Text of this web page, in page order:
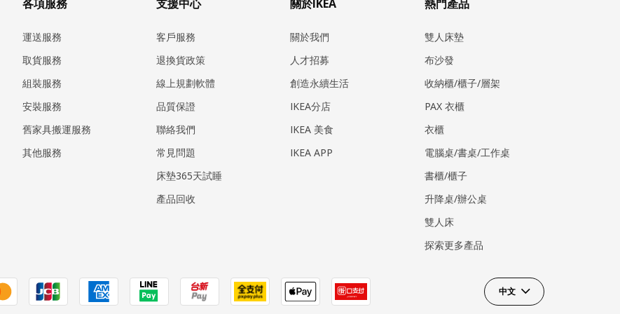
各項服務
運送服務
取貨服務
組裝服務
安裝服務
​舊家具搬運服務
其他服務
支援中心
客戶服務
退換貨政策
線上規劃軟體
品質保證
聯絡我們
常見問題
床墊365天試睡
產品回收
關於IKEA
關於我們
人才招募
創造永續生活
IKEA分店
IKEA 美食
IKEA APP
熱門產品
雙人床墊
布沙發
收納櫃/櫃子/層架
PAX 衣櫃
衣櫃
電腦桌/書桌/工作桌
書櫃/櫃子
升降桌/辦公桌
雙人床
探索更多產品
中文